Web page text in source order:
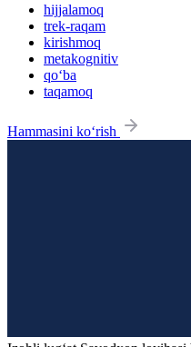
hijjalamoq
trek-raqam
kirishmoq
metakognitiv
qo‘ba
taqamoq
Hammasini ko‘rish